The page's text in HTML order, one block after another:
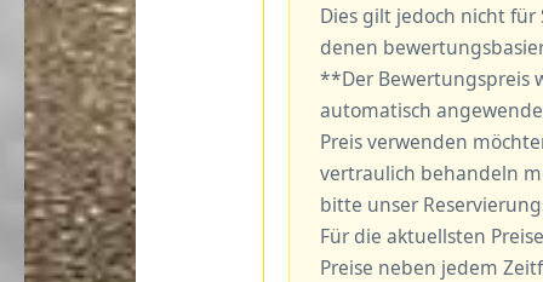
Dies gilt jedoch nicht
denen
**Der Bewertungspreis
automatisch
Preis verwenden
vertraulich behandeln
bitte unser
Für die aktuellsten
Preise neben jedem